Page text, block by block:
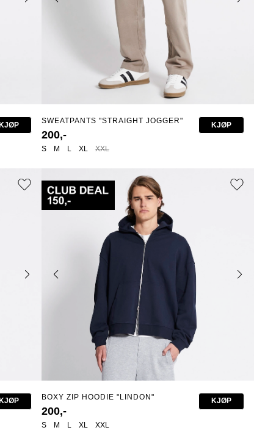
S M L XL XXL
SWEATPANTS "STRAIGHT JOGGER"
200,-
KJØP
KJØP
S M L XL XXL
BOXY ZIP HOODIE "LINDON"
200,-
KJØP